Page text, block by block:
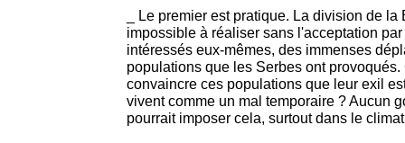
_ Le premier est pratique. La division de
impossible à réaliser sans l'acceptation
intéressés eux-mêmes, des immenses
populations que les Serbes ont
convaincre ces populations que leur exil
vivent comme un mal temporaire ? Aucun
pourrait imposer cela, surtout dans le